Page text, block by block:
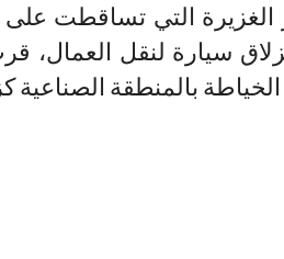
التي تساقطت
سيارة لنقل العمال،
بالمنطقة الصناعية